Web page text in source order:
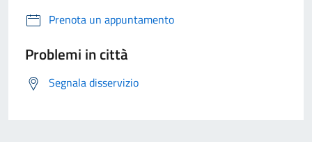
Prenota un appuntamento
Problemi in città
Segnala disservizio